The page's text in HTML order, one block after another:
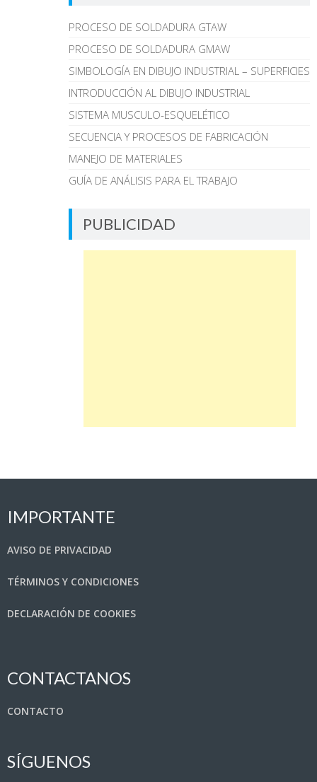
PROCESO DE SOLDADURA GTAW
PROCESO DE SOLDADURA GMAW
SIMBOLOGÍA EN DIBUJO INDUSTRIAL – SUPERFICIES
INTRODUCCIÓN AL DIBUJO INDUSTRIAL
SISTEMA MUSCULO-ESQUELÉTICO
SECUENCIA Y PROCESOS DE FABRICACIÓN
MANEJO DE MATERIALES
GUÍA DE ANÁLISIS PARA EL TRABAJO
PUBLICIDAD
IMPORTANTE
AVISO DE PRIVACIDAD
TÉRMINOS Y CONDICIONES
DECLARACIÓN DE COOKIES
CONTACTANOS
CONTACTO
SÍGUENOS